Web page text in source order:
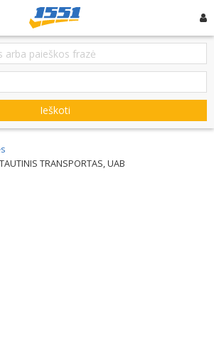
Ieškoti
TRANSPORTAS, UAB